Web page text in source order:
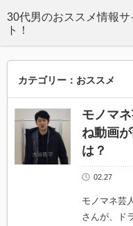
カテゴリー：おススメ
モノマ
ね動画
は？
02.27
モノマネ芸
さんが、ド